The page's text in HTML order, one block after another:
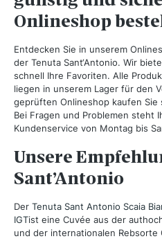
Onlineshop
Entdecken Sie in unserem
der Tenuta Sant‘Antonio. Wir
schnell Ihre Favoriten. Alle
liegen in unserem Lager für den
geprüften Onlineshop kaufen Sie
Bei Fragen und Problemen steht
Kundenservice von Montag bis
Unsere
Sant’Antonio
Der Tenuta Sant Antonio Scaia
IGTist eine Cuvée aus der
und der internationalen Rebsorte